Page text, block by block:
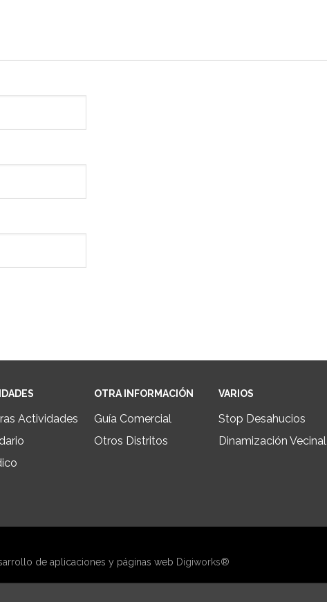
Actividades
OTRA INFORMACIÓN
Guía Comercial
Otros Distritos
VARIOS
Stop Desahucios
Dinamización Vecinal
de aplicaciones y páginas web Digiworks®